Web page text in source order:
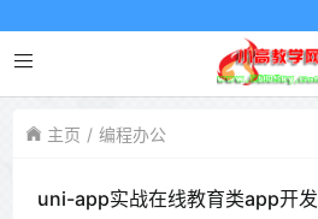
主页 编程办公
uni-app实战在线教育类app开发